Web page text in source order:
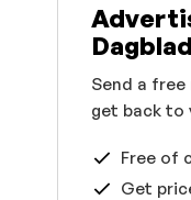
Dagblad
Send a
get back to
Free of
Get